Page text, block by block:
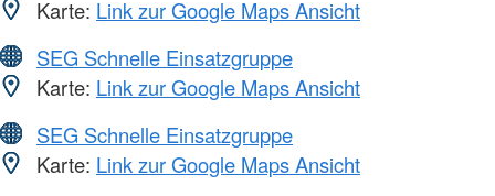
Karte: Link zur Google Maps Ansicht
SEG Schnelle Einsatzgruppe
Karte: Link zur Google Maps Ansicht
SEG Schnelle Einsatzgruppe
Karte: Link zur Google Maps Ansicht